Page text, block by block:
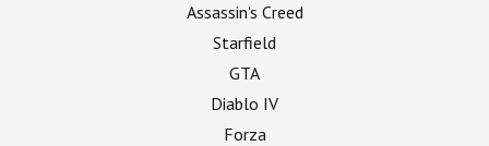
Assassin's Creed
Starfield
GTA
Diablo IV
Forza